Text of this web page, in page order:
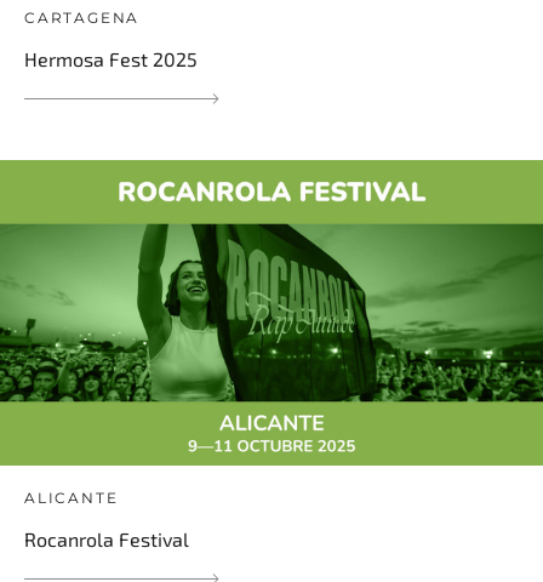
CARTAGENA
Hermosa Fest 2025
ALICANTE
Rocanrola Festival